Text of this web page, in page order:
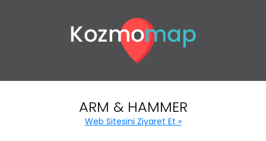
ARM & HAMMER
Web Sitesini Ziyaret Et »